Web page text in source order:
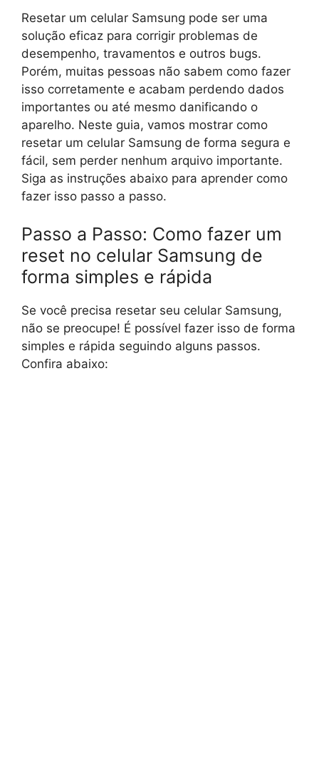
Resetar um celular Samsung pode ser uma
solução eficaz para corrigir problemas de
desempenho, travamentos e outros bugs.
Porém, muitas pessoas não sabem como fazer
isso corretamente e acabam perdendo dados
importantes ou até mesmo danificando o
aparelho. Neste guia, vamos mostrar como
resetar um celular Samsung de forma segura e
fácil, sem perder nenhum arquivo importante.
Siga as instruções abaixo para aprender como
fazer isso passo a passo.
Passo a Passo: Como fazer um
reset no celular Samsung de
forma simples e rápida
Se você precisa resetar seu celular Samsung,
não se preocupe! É possível fazer isso de forma
simples e rápida seguindo alguns passos.
Confira abaixo: